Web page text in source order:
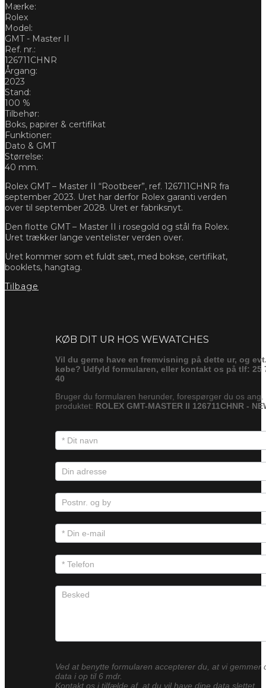
Mærke:
Rolex
Model:
GMT - Master II
Ref. nr.:
126711CHNR
Årgang:
2023
Stand:
100 %
Tilbehør:
Boks, papirer & certifikat
Funktioner:
Dato & GMT
Størrelse:
40 mm.
Rolex GMT – Master II “Rootbeer”, ref. 126711CHNR fra
september 2023. Uret har derfor Rolex garanti verden
over til september 2028. Uret er fabriksnyt.
Den flotte GMT – Master II i rosegold og stål fra Rolex.
Uret trækker lange ventelister verden over.
Uret kommer som et fuldt sæt, med bokse, certifikat,
booklets, hangtag.
Tilbage
KØB DIT UR HOS WEWATCHES
Vil du gerne have en fremvisning på dette ur, og
købe? Udfyld formularen, eller kontakt os på tlf: 25
40
Bruger du formularen herunder, forespørger du os ang.
produktet: ROLEX GMT-MASTER II 126711CHNR -
Ved at benytte formularen accepterer du, at vi gemmer
data i op til 6 mdr.
Kontakt os i tilfælde af, at du vil have dine data slettet.